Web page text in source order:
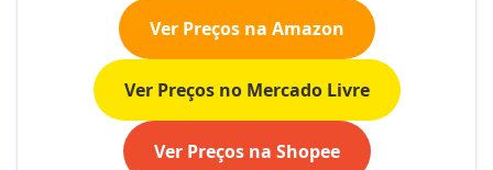
Ver Preços na Amazon
Ver Preços no Mercado Livre
Ver Preços na Shopee